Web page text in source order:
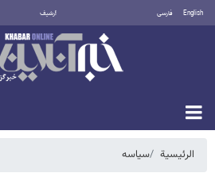
English فارسی أرشيف
الرئيسية سیاسه